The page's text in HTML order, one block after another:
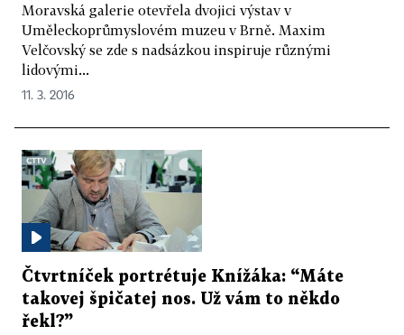
Moravská galerie otevřela dvojici výstav v
Uměleckoprůmyslovém muzeu v Brně. Maxim
Velčovský se zde s nadsázkou inspiruje různými
lidovými...
11. 3. 2016
Čtvrtníček portrétuje Knížáka: “Máte
takovej špičatej nos. Už vám to někdo
řekl?”